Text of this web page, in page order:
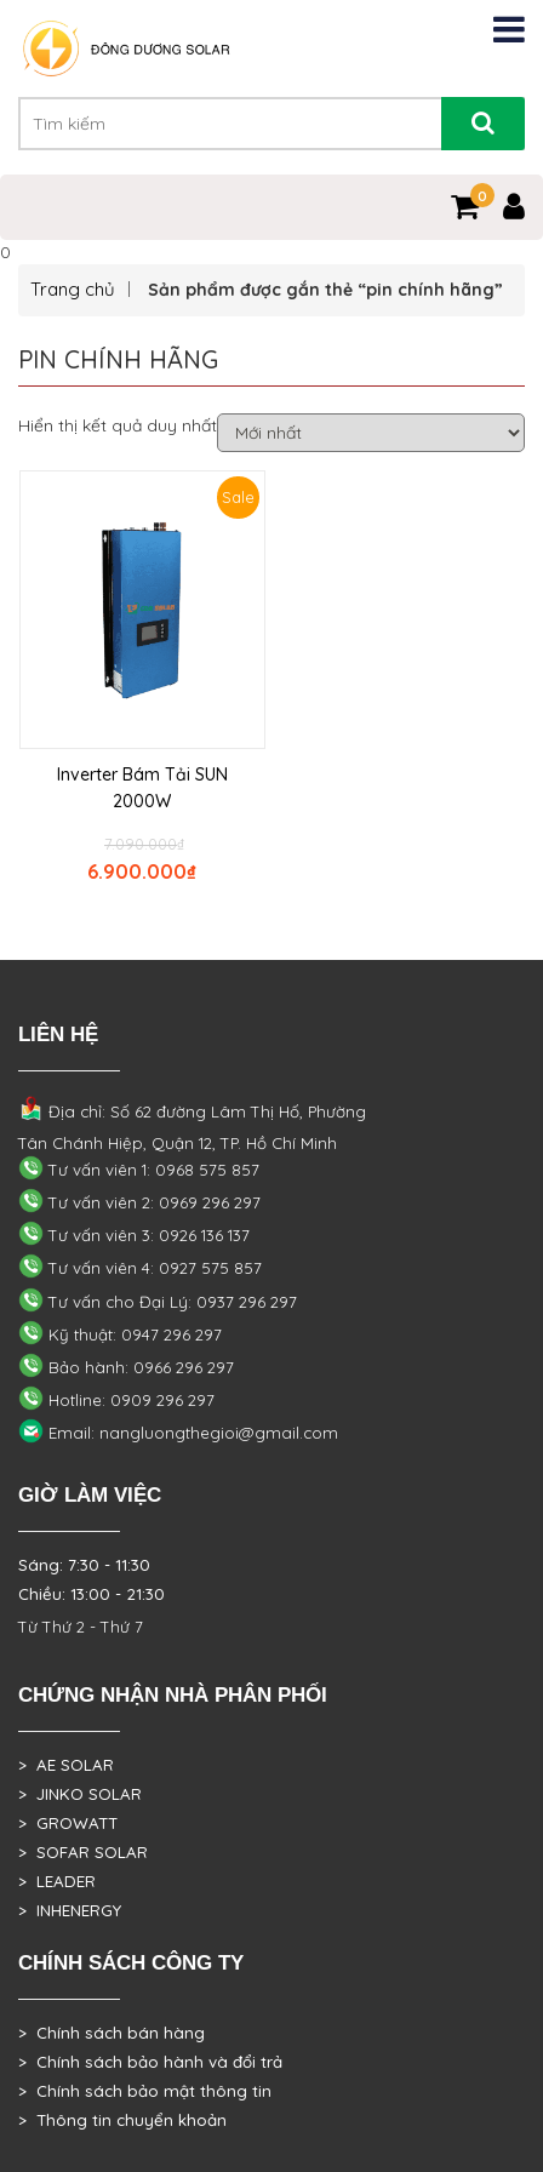
0
0
Trang chủ Sản phẩm được gắn thẻ “pin chính hãng”
PIN CHÍNH HÃNG
Hiển thị kết quả duy nhất
Sale
Inverter Bám Tải SUN
2000W
₫
7.090.000
₫
6.900.000
LIÊN HỆ
Địa chỉ: Số 62 đường Lâm Thị Hố, Phường
Tân Chánh Hiệp, Quận 12, TP. Hồ Chí Minh
Tư vấn viên 1: 0968 575 857
Tư vấn viên 2: 0969 296 297
Tư vấn viên 3: 0926 136 137
Tư vấn viên 4: 0927 575 857
Tư vấn cho Đại Lý: 0937 296 297
Kỹ thuật: 0947 296 297
Bảo hành: 0966 296 297
Hotline: 0909 296 297
Email: nangluongthegioi@gmail.com
GIỜ LÀM VIỆC
Sáng: 7:30 - 11:30
Chiều: 13:00 - 21:30
Từ Thứ 2 - Thứ 7
CHỨNG NHẬN NHÀ PHÂN PHỐI
> AE SOLAR
> JINKO SOLAR
> GROWATT
> SOFAR SOLAR
> LEADER
> INHENERGY
CHÍNH SÁCH CÔNG TY
> Chính sách bán hàng
> Chính sách bảo hành và đổi trả
> Chính sách bảo mật thông tin
> Thông tin chuyển khoản